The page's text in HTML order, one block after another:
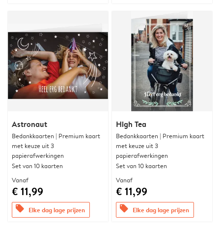
Astronaut
Bedankkaarten | Premium kaart
met keuze uit 3
papierafwerkingen
Set van 10 kaarten
Vanaf
€ 11,99
offers Elke dag lage prijzen
High Tea
Bedankkaarten | Premium kaart
met keuze uit 3
papierafwerkingen
Set van 10 kaarten
Vanaf
€ 11,99
offers Elke dag lage prijzen